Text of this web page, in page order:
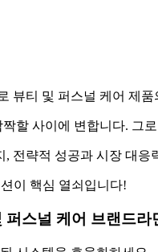
뷰티 및 퍼스널 케어 제
할 사이에 변합니다. 그
, 전략적 성공과 시장 대응
이 핵심 열쇠입니다!
스널 케어 브랜드라